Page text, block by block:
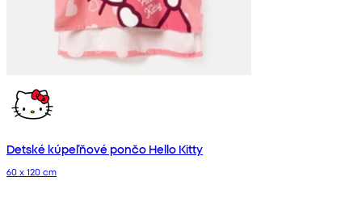
Detské kúpeľňové pončo Hello Kitty
60 x 120 cm